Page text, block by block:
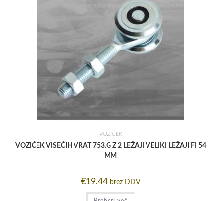
VOZIČEK
VOZIČEK VISEČIH VRAT 753.G Z 2 LEŽAJI VELIKI LEŽAJI FI 54
MM
€19.44 brez DDV